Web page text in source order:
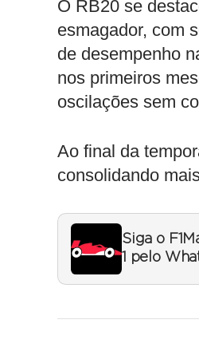
O RB20 se
esmagador, com
de desempenho
nos primeiros
oscilações sem
Ao final da
consolidando
Siga o
1 pelo